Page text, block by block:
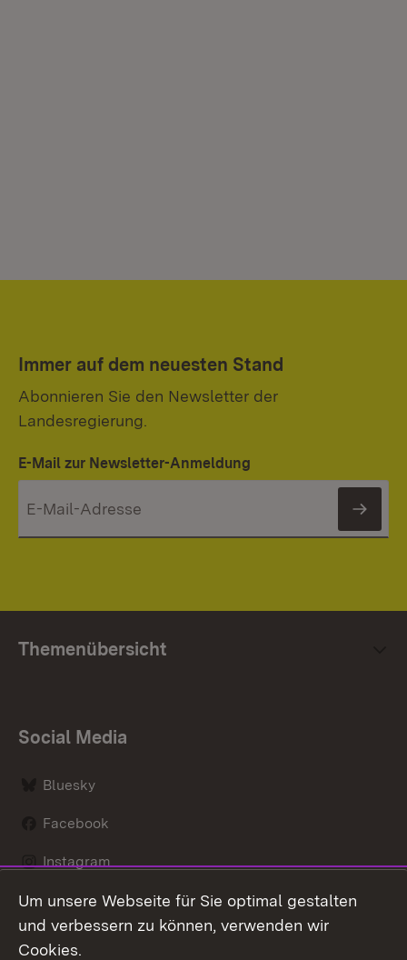
Immer auf dem neuesten Stand
Abonnieren Sie den Newsletter der
Landesregierung.
E-Mail zur Newsletter-Anmeldung
Themenübersicht
Social Media
Bluesky
Facebook
Instagram
LinkedIn
Um unsere Webseite für Sie optimal gestalten
und verbessern zu können, verwenden wir
Cookies.